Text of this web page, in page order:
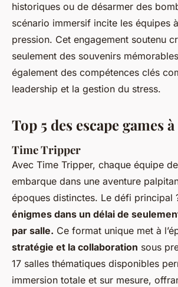
historiques ou de désarmer des
scénario immersif incite les équipes
pression. Cet engagement soutenu
seulement des souvenirs
également des compétences clés
leadership et la gestion du stress.
Top 5 des escape games
Time Tripper
Avec Time Tripper, chaque équipe
embarque dans une aventure
époques distinctes. Le défi principal
énigmes dans un délai de
par salle. Ce format unique met à
stratégie et la collaboration sous
17 salles thématiques disponibles
immersion totale et sur mesure,